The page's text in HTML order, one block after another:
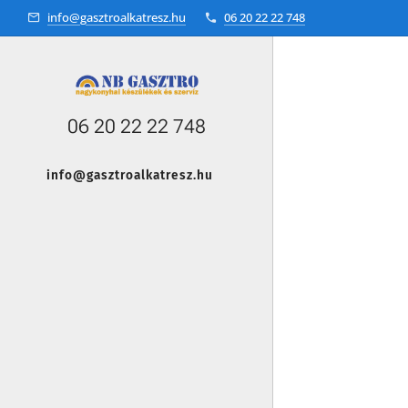
info@gasztroalkatresz.hu 06 20 22 22 748
06 20 22 22 748
info@gasztroalkatresz.hu